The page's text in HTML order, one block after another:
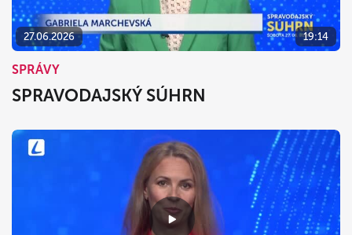
27.06.2026 19:14
SPRÁVY
SPRAVODAJSKÝ SÚHRN